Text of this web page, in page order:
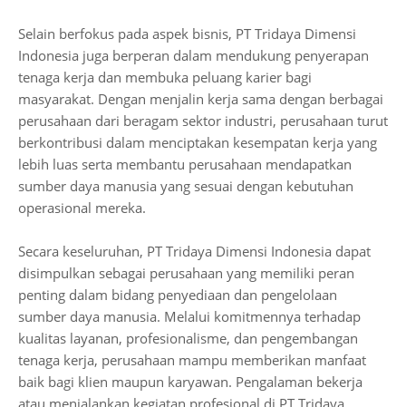
Selain berfokus pada aspek bisnis, PT Tridaya Dimensi
Indonesia juga berperan dalam mendukung penyerapan
tenaga kerja dan membuka peluang karier bagi
masyarakat. Dengan menjalin kerja sama dengan berbagai
perusahaan dari beragam sektor industri, perusahaan turut
berkontribusi dalam menciptakan kesempatan kerja yang
lebih luas serta membantu perusahaan mendapatkan
sumber daya manusia yang sesuai dengan kebutuhan
operasional mereka.
Secara keseluruhan, PT Tridaya Dimensi Indonesia dapat
disimpulkan sebagai perusahaan yang memiliki peran
penting dalam bidang penyediaan dan pengelolaan
sumber daya manusia. Melalui komitmennya terhadap
kualitas layanan, profesionalisme, dan pengembangan
tenaga kerja, perusahaan mampu memberikan manfaat
baik bagi klien maupun karyawan. Pengalaman bekerja
atau menjalankan kegiatan profesional di PT Tridaya